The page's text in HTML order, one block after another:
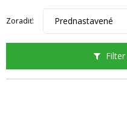
Zoradiť: Prednastavené